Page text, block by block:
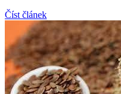
Číst článek